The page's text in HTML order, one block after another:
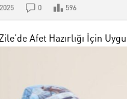
0 596
Zile’de Afet Hazırlığı İçin